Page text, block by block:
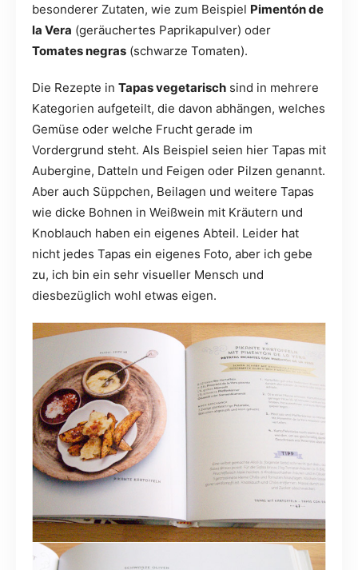
besonderer Zutaten, wie zum Beispiel Pimentón de
la Vera (geräuchertes Paprikapulver) oder
Tomates negras (schwarze Tomaten).
Die Rezepte in Tapas vegetarisch sind in mehrere
Kategorien aufgeteilt, die davon abhängen, welches
Gemüse oder welche Frucht gerade im
Vordergrund steht. Als Beispiel seien hier Tapas mit
Aubergine, Datteln und Feigen oder Pilzen genannt.
Aber auch Süppchen, Beilagen und weitere Tapas
wie dicke Bohnen in Weißwein mit Kräutern und
Knoblauch haben ein eigenes Abteil. Leider hat
nicht jedes Tapas ein eigenes Foto, aber ich gebe
zu, ich bin ein sehr visueller Mensch und
diesbezüglich wohl etwas eigen.